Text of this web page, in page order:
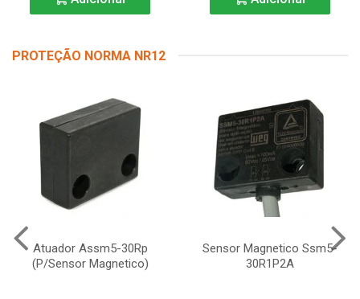
PROTEÇÃO NORMA NR12
Atuador Assm5-30Rp
(P/Sensor Magnetico)
Sensor Magnetico Ssm5-
30R1P2A